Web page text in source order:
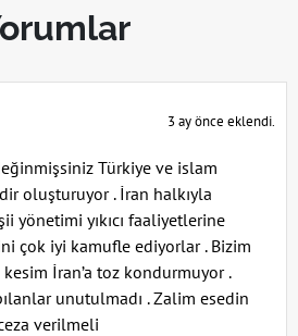
3 ay önce eklendi.
Türkiye ve islam
oluşturuyor . İran halkıyla
yönetimi yıkıcı faaliyetlerine
çok iyi kamufle ediyorlar . Bizim
İran’a toz kondurmuyor .
unutulmadı . Zalim esedin
verilmeli